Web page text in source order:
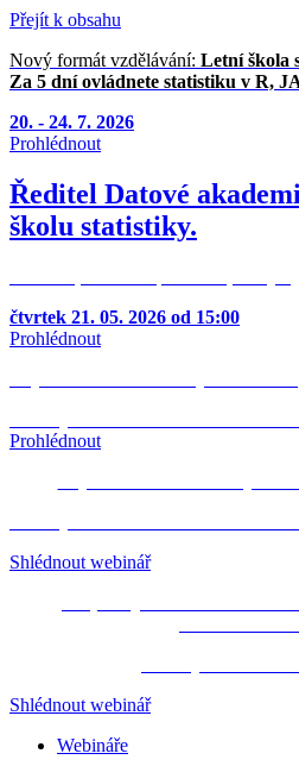
Přejít k obsahu
Nový formát vzdělávání: Letní škola
Za 5 dní ovládnete statistiku v R,
20. - 24. 7. 2026
Prohlédnout
Ředitel Datové
školu statistiky.
čtvrtek 21. 05. 2026 od 15:00
Prohlédnout
Prohlédnout
Shlédnout webinář
Shlédnout webinář
Webináře